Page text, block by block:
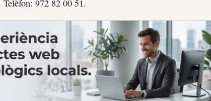
972 82 00 51.